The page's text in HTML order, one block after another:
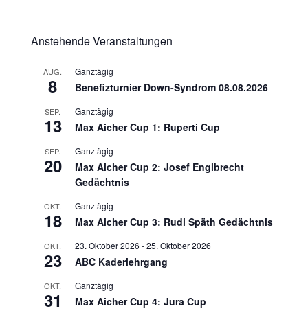
Anstehende Veranstaltungen
AUG.
8
Ganztägig
Benefizturnier Down-Syndrom 08.08.2026
SEP.
13
Ganztägig
Max Aicher Cup 1: Ruperti Cup
SEP.
20
Ganztägig
Max Aicher Cup 2: Josef Englbrecht
Gedächtnis
OKT.
18
Ganztägig
Max Aicher Cup 3: Rudi Späth Gedächtnis
OKT.
23
23. Oktober 2026 -25. Oktober 2026
ABC Kaderlehrgang
OKT.
31
Ganztägig
Max Aicher Cup 4: Jura Cup